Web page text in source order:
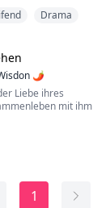
wurde, ihn
die e...
Drama
🌶
Liebe ihres
mit ihm
entschied,
so tief wie eine
und kettete ihn an
1